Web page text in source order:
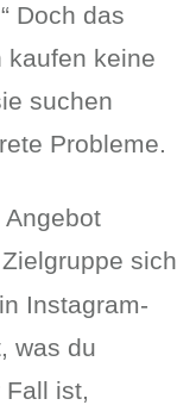
Doch das
kaufen keine
suchen
Probleme.
sich
Instagram-
was du
ist,